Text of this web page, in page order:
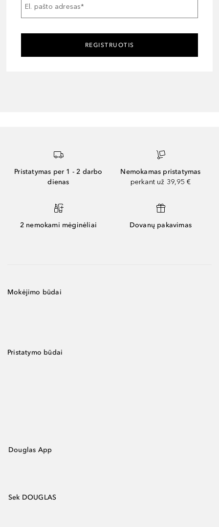
El. pašto adresas*
REGISTRUOTIS
Pristatymas per 1 - 2 darbo
dienas
Nemokamas pristatymas
perkant už 39,95 €
2 nemokami mėginėliai Dovanų pakavimas
Mokėjimo būdai
Pristatymo būdai
Douglas App
Sek DOUGLAS